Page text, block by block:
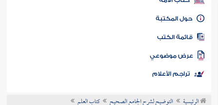
كتاب الأمة
المكتبة
الكتب
موضوعي
تراجم الأعلام
الرئيسية التوضيح لشرح الجامع الصحيح
كتاب العلم